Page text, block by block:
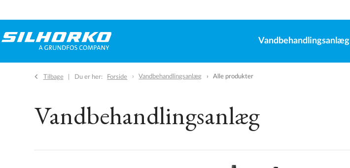
Vandbehandlingsanlæg
Tilbage Du er her: Forside Vandbehandlingsanlæg Alle produkter
Vandbehandlingsanlæg